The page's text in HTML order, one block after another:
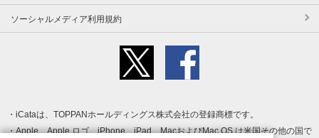
ソーシャルメディア利用規約
iCataは、TOPPANホールディングス株式会社の登録商標です。
Apple、Apple ロゴ、iPhone、iPad、MacおよびMac OS は米国その他の国で